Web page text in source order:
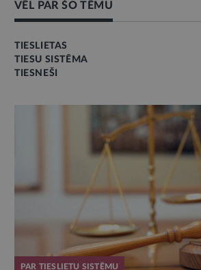
VĒL PAR ŠO TĒMU
TIESLIETAS
TIESU SISTĒMA
TIESNEŠI
PAR TIESLIETU SISTĒMU